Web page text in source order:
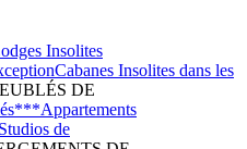
Insolites
Cabanes Insolites dans les
DE
Appartements
Studios de